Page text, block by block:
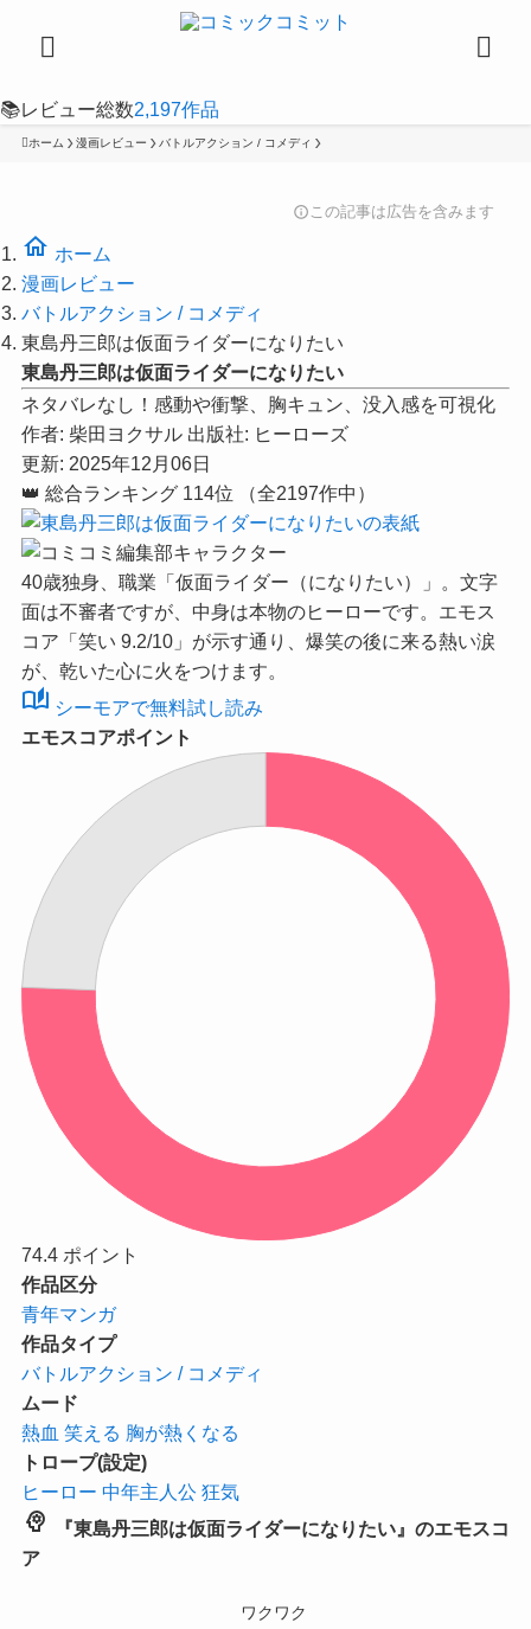
📚レビュー総数2,197作品
ホーム 漫画レビュー バトルアクション / コメディ
infoこの記事は広告を含みます
home ホーム
漫画レビュー
バトルアクション / コメディ
東島丹三郎は仮面ライダーになりたい
東島丹三郎は仮面ライダーになりたい
ネタバレなし！感動や衝撃、胸キュン、没入感を可視化
作者: 柴田ヨクサル 出版社: ヒーローズ
更新: 2025年12月06日
👑 総合ランキング 114位 （全2197作中）
40歳独身、職業「仮面ライダー（になりたい）」。文字
面は不審者ですが、中身は本物のヒーローです。 エモス
コア「笑い 9.2/10」 が示す通り、爆笑の後に来る熱い涙
が、乾いた心に火をつけます。
auto_stories シーモアで無料試し読み
エモスコアポイント
74.4 ポイント
作品区分
青年マンガ
作品タイプ
バトルアクション / コメディ
ムード
熱血 笑える 胸が熱くなる
トロープ(設定)
ヒーロー 中年主人公 狂気
psychology
『東島丹三郎は仮面ライダーになりたい』のエモスコ
ア